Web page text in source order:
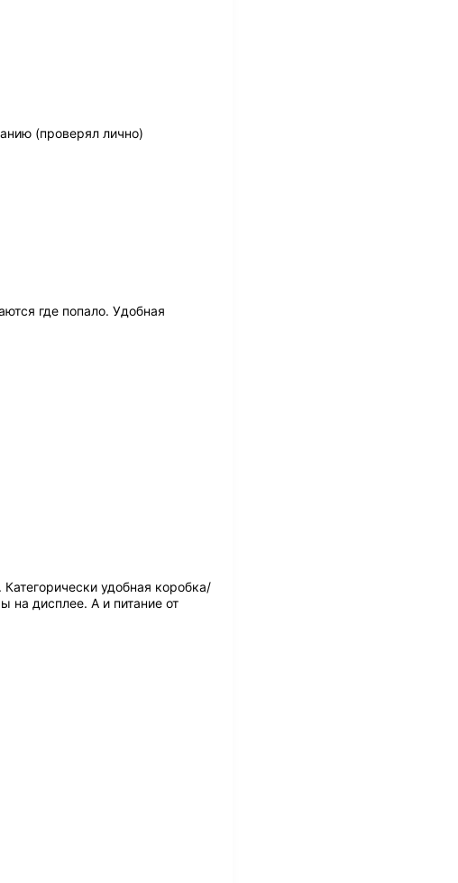
(проверял лично)
где попало. Удобная
удобная коробка/
дисплее. А и питание от